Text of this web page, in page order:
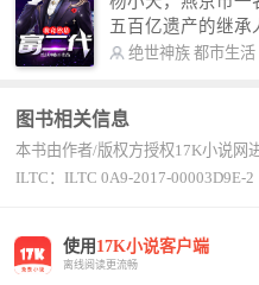
故事纯属虚构，如
号入座，抓紧时间
平凡魔术师,或者
五百亿遗产的继承
书，给我定制一套
呢？” “回杨总，开车太堵，已经给你安排了直升
机。” 从此，开启杨小天的百亿富翁之旅，只有他不
敢想的，没有秘书
绝世神族 都市生活
图书相关信息
本书由作者/版权方授权17K小说网
ILTC：ILTC 0A9-2017-00003D9E-2
使用 17K小说客户端
离线阅读更流畅